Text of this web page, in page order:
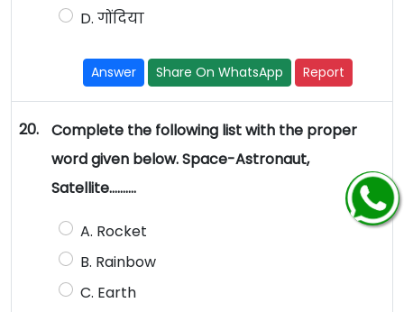
D. गोंदिया
Answer Share On WhatsApp Report
20.
Complete the following list with the proper
word given below. Space-Astronaut,
Satellite……….
A. Rocket
B. Rainbow
C. Earth